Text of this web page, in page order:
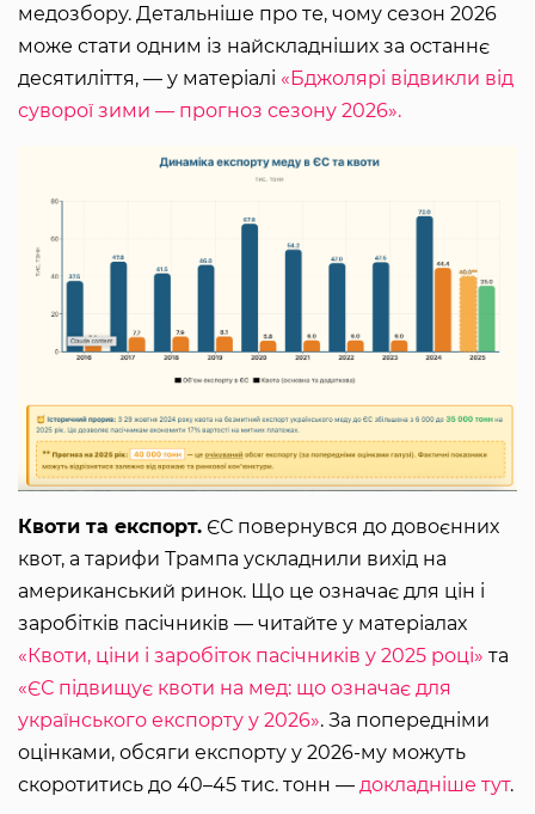
медозбору. Детальніше про те, чому сезон 2026
може стати одним із найскладніших за останнє
десятиліття, — у матеріалі «Бджолярі відвикли від
суворої зими — прогноз сезону 2026».
Квоти та експорт. ЄС повернувся до довоєнних
квот, а тарифи Трампа ускладнили вихід на
американський ринок. Що це означає для цін і
заробітків пасічників — читайте у матеріалах
«Квоти, ціни і заробіток пасічників у 2025 році» та
«ЄС підвищує квоти на мед: що означає для
українського експорту у 2026». За попередніми
оцінками, обсяги експорту у 2026-му можуть
скоротитись до 40–45 тис. тонн — докладніше тут.